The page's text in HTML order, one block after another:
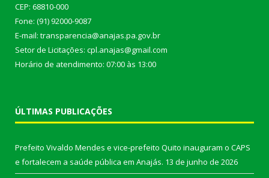
CEP: 68810-000
Fone: (91) 92000-9087
E-mail: transparencia@anajas.pa.gov.br
Setor de Licitações: cpl.anajas@gmail.com
Horário de atendimento: 07:00 às 13:00
ÚLTIMAS PUBLICAÇÕES
Prefeito Vivaldo Mendes e vice-prefeito Quito inauguram o CAPS
e fortalecem a saúde pública em Anajás. 13 de junho de 2026